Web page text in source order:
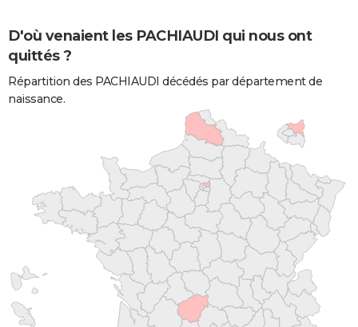
D'où venaient les PACHIAUDI qui nous ont
quittés ?
Répartition des PACHIAUDI décédés par département de
naissance.